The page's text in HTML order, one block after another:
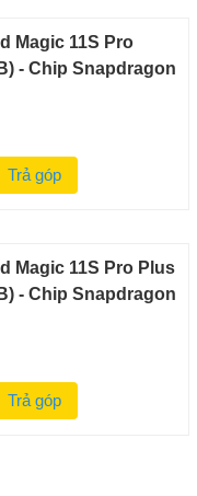
Magic 11S Pro
- Chip Snapdragon
Trả góp
Magic 11S Pro Plus
- Chip Snapdragon
Trả góp